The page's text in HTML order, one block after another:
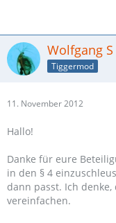
Wolfgang S
Tiggermod
11. November 2012
Hallo!
Danke für eure
in den § 4
dann passt. Ich
vereinfachen.